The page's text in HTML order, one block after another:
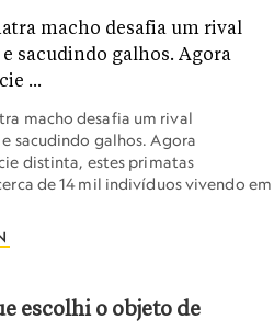
macho desafia um rival
sacudindo galhos. Agora
distinta, estes primatas
de 14 mil indivíduos vivendo em
escolhi o objeto de